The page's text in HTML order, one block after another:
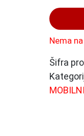
Nema
Šifra
MOBILNI